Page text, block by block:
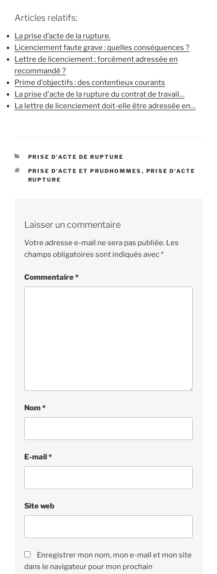
Articles relatifs:
La prise d’acte de la rupture.
Licenciement faute grave : quelles conséquences ?
Lettre de licenciement : forcément adressée en
recommandé ?
Prime d'objectifs : des contentieux courants
La prise d'acte de la rupture du contrat de travail…
La lettre de licenciement doit-elle être adressée en…
CATÉGORIES
PRISE D'ACTE DE RUPTURE
ÉTIQUETTES
PRISE D'ACTE ET PRUDHOMMES , PRISE D'ACTE
RUPTURE
Laisser un commentaire
Votre adresse e-mail ne sera pas publiée. Les
champs obligatoires sont indiqués avec*
Commentaire*
Nom*
E-mail*
Site web
Enregistrer mon nom, mon e-mail et mon site
dans le navigateur pour mon prochain